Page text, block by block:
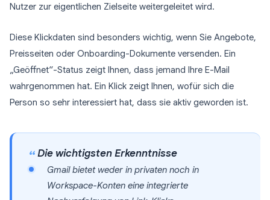
Nutzer zur eigentlichen Zielseite weitergeleitet wird.
Diese Klickdaten sind besonders wichtig, wenn Sie Angebote,
Preisseiten oder Onboarding-Dokumente versenden. Ein
„Geöffnet“-Status zeigt Ihnen, dass jemand Ihre E-Mail
wahrgenommen hat. Ein Klick zeigt Ihnen, wofür sich die
Person so sehr interessiert hat, dass sie aktiv geworden ist.
Die wichtigsten Erkenntnisse
Gmail bietet weder in privaten noch in
Workspace-Konten eine integrierte